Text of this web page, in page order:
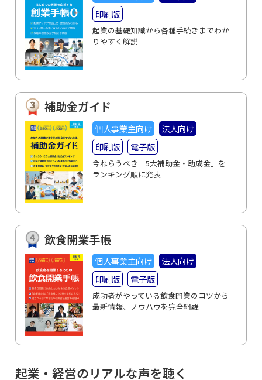
印刷版
起業の基礎知識から各種手続きまでわか
りやすく解説
補助金ガイド
個人事業主向け
法人向け
印刷版
電子版
今ねらうべき「5大補助金・助成金」を
ランキング順に発表
飲食開業手帳
個人事業主向け
法人向け
印刷版
電子版
成功者がやっている飲食開業のコツから
最新情報、ノウハウを完全網羅
起業・経営のリアルな声を聴く